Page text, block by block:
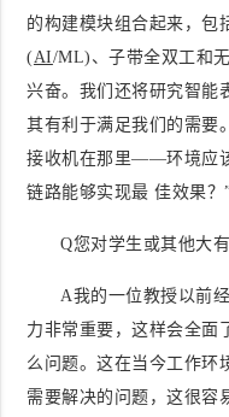
的构建模块组合起来，包
(AI/ML)、子带全双工和
兴奋。我们还将研究智能
其有利于满足我们的需要
接收机在那里——环境应
链路能够实现最 佳效果？
Q您对学生或其他大
A我的一位教授以前
力非常重要，这样会全面
么问题。这在当今工作环
需要解决的问题，这很容